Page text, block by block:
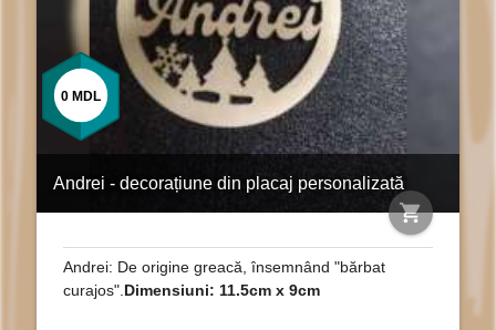
Andrei - decorațiune din placaj personalizată
shopping_cart
0 MDL
Andrei: De origine greacă, însemnând "bărbat
curajos". Dimensiuni: 11.5cm x 9cm